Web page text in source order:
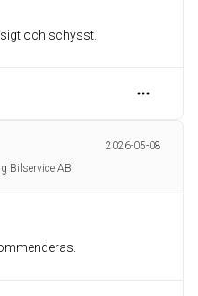
och schysst.
2026-05-08
Bilservice AB